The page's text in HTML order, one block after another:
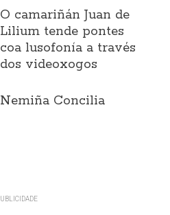
O camariñán Juan de
Lilium tende pontes
coa lusofonía a través
dos videoxogos
Nemiña Concilia